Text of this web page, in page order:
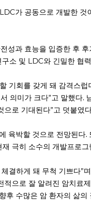
가 공동으로 개발한 것
과 효능을 입증한 후
소 및 LDC와 긴밀한 협
기회를 갖게 돼 감격스럽
의미가 크다”고 말했다.
로 기대된다”고 덧붙였
육박할 것으로 전망된다
극히 소수의 개발프로
결하게 돼 무척 기쁘다”
으로 잘 알려진 암치료
수많은 암 환자의 삶의